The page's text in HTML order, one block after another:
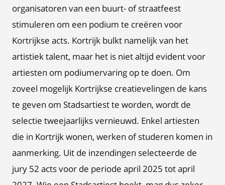
organisatoren van een buurt- of straatfeest
stimuleren om een podium te creëren voor
Kortrijkse acts. Kortrijk bulkt namelijk van het
artistiek talent, maar het is niet altijd evident voor
artiesten om podiumervaring op te doen. Om
zoveel mogelijk Kortrijkse creatievelingen de kans
te geven om Stadsartiest te worden, wordt de
selectie tweejaarlijks vernieuwd. Enkel artiesten
die in Kortrijk wonen, werken of studeren komen in
aanmerking. Uit de inzendingen selecteerde de
jury 52 acts voor de periode april 2025 tot april